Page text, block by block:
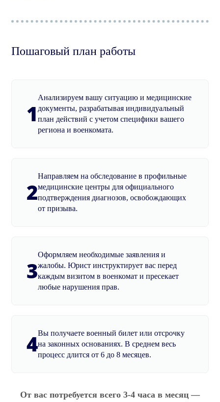
Пошаговый план работы
1
Анализируем вашу ситуацию и медицинские
документы, разрабатывая индивидуальный
план действий с учетом специфики вашего
региона и военкомата.
2
Направляем на обследование в профильные
медицинские центры для официального
подтверждения диагнозов, освобождающих
от призыва.
3
Оформляем необходимые заявления и
жалобы. Юрист инструктирует вас перед
каждым визитом в военкомат и пресекает
любые нарушения прав.
4Вы получаете военный билет или отсрочку
на законных основаниях. В среднем весь
процесс длится от 6 до 8 месяцев.
От вас потребуется всего 3-4 часа в месяц —